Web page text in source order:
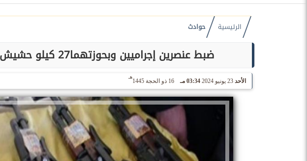
الرئيسية حوادث
ضبط عنصرين إجراميين وبحوزتهما27 كيلو حشيش والايس بـ 3 ملايين جنيه
الأحد 23 يونيو 2024 03:34 مـ 16 ذو الحجة 1445
هـ